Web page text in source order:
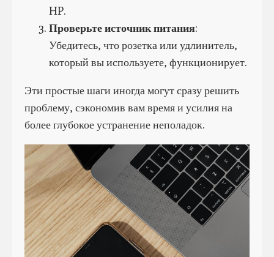
HP.
Проверьте источник питания:
Убедитесь, что розетка или удлинитель,
который вы используете, функционирует.
Эти простые шаги иногда могут сразу решить
проблему, сэкономив вам время и усилия на
более глубокое устранение неполадок.